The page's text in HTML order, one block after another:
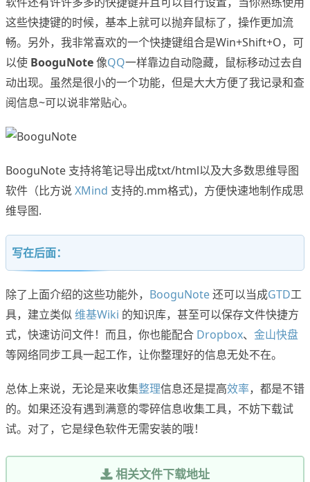
这些快捷键的时候，基本上就可以抛弃鼠标了，操作更加流
畅。另外，我非常喜欢的一个快捷键组合是Win+Shift+O，可
以使 BooguNote像QQ一样靠边自动隐藏，鼠标移动过去自
动出现。虽然是很小的一个功能，但是大大方便了我记录和查
阅信息~可以说非常贴心。
BooguNote 支持将笔记导出成txt/html以及大多数思维导图
软件（比方说XMind 支持的.mm格式)，方便快速地制作成思
维导图.
写在后面：
除了上面介绍的这些功能外， BooguNote还可以当成GTD工
具，建立类似 维基Wiki 的知识库，甚至可以保存文件快捷方
式，快速访问文件！而且，你也能配合 Dropbox、 金山快盘
等网络同步工具一起工作，让你整理好的信息无处不在。
总体上来说，无论是来收集整理信息还是提高效率，都是不错
的。如果还没有遇到满意的零碎信息收集工具，不妨下载试
试。对了，它是绿色软件无需安装的哦！
相关文件下载地址